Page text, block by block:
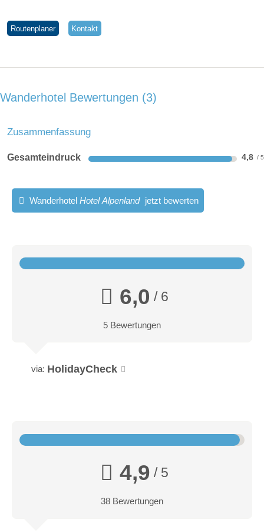
Routenplaner Kontakt
Wanderhotel Bewertungen 3
Zusammenfassung
Gesamteindruck 4,8
Wanderhotel Hotel Alpenland jetzt bewerten
6,0 / 6
5 Bewertungen
via: HolidayCheck
4,9 / 5
38 Bewertungen